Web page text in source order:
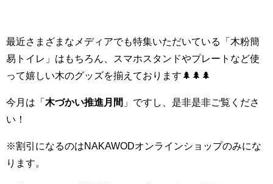
最近さまざまなメディアでも特集いただいている「木粉簡
易トイレ」はもちろん、スマホスタンドやプレートなど使
って嬉しい木のグッズを揃えております🌲🌲🌲
今月は「 木づかい推進月間 」ですし、是非是非ご覧くださ
い！
※割引になるのはNAKAWODオンラインショップのみにな
ります。